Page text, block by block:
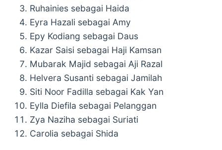
Ruhainies sebagai Haida
Eyra Hazali sebagai Amy
Epy Kodiang sebagai Daus
Kazar Saisi sebagai Haji Kamsan
Mubarak Majid sebagai Aji Razal
Helvera Susanti sebagai Jamilah
Siti Noor Fadilla sebagai Kak Yan
Eylla Diefila sebagai Pelanggan
Zya Naziha sebagai Suriati
Carolia sebagai Shida